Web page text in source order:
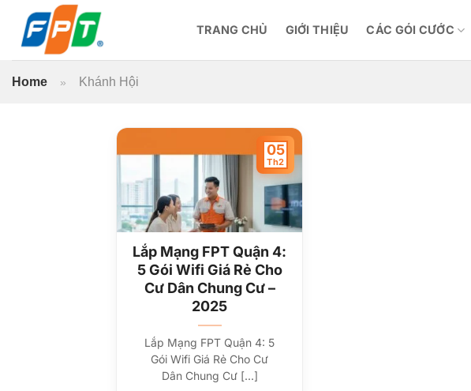
TRANG CHỦ GIỚI THIỆU CÁC GÓI CƯỚC
Home » Khánh Hội
Lắp Mạng FPT Quận 4:
5 Gói Wifi Giá Rẻ Cho
Cư Dân Chung Cư –
2025
Lắp Mạng FPT Quận 4: 5
Gói Wifi Giá Rẻ Cho Cư
Dân Chung Cư [...]
05
Th2